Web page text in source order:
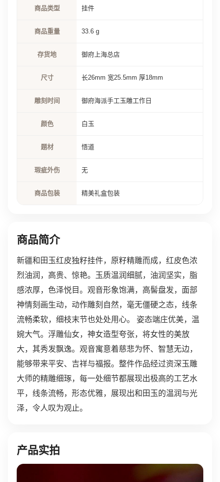
商品类型 挂件
商品重量 33.6 g
存货地 御府上海总店
尺寸 长26mm 宽25.5mm 厚18mm
雕刻时间 御府海派手工玉雕工作日
颜色 白玉
题材 悟道
瑕疵外伤 无
商品包装 精美礼盒包装
商品简介
新疆和田玉红皮独籽挂件，原籽精雕而成，红皮色浓
烈油润，高贵、惊艳。玉质温润细腻，油润坚实，脂
感浓厚，色泽悦目。观音形象饱满，高髻盘发，面部
神情刻画生动，动作雕刻自然，毫无僵硬之态，线条
流畅柔软，细枝末节也处处用心。 姿态端庄优美，温
婉大气。浮雕仙女，神女造型夸张，将女性的美放
大，其秀发飘逸。观音寓意着慈悲为怀、智慧无边，
能够带来平安、吉祥与福报。整件作品经过资深玉雕
大师的精雕细琢，每一处细节都展现出极高的工艺水
平，线条流畅，形态优雅，展现出和田玉的温润与光
泽，令人叹为观止。
产品实拍